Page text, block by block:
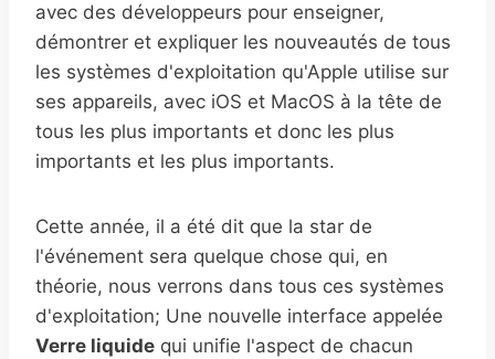
avec des développeurs pour enseigner,
démontrer et expliquer les nouveautés de tous
les systèmes d'exploitation qu'Apple utilise sur
ses appareils, avec iOS et MacOS à la tête de
tous les plus importants et donc les plus
importants et les plus importants.
Cette année, il a été dit que la star de
l'événement sera quelque chose qui, en
théorie, nous verrons dans tous ces systèmes
d'exploitation; Une nouvelle interface appelée
Verre liquide qui unifie l'aspect de chacun